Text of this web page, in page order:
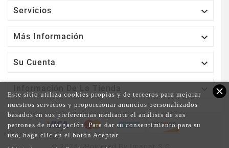
Servicios 
Más Información 
Su Cuenta 
close
Este sitio utiliza cookies propias y de terceros para mejorar
nuestros servicios y proporcionar anuncios personalizados
basados en sus preferencias mediante el análisis de sus
patrones de navegación. Para dar su consentimiento para su
uso, haga clic en el botón Aceptar.